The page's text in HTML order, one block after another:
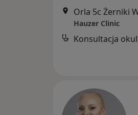
Orla 5c Żerniki
Hauzer Clinic
Konsultacja